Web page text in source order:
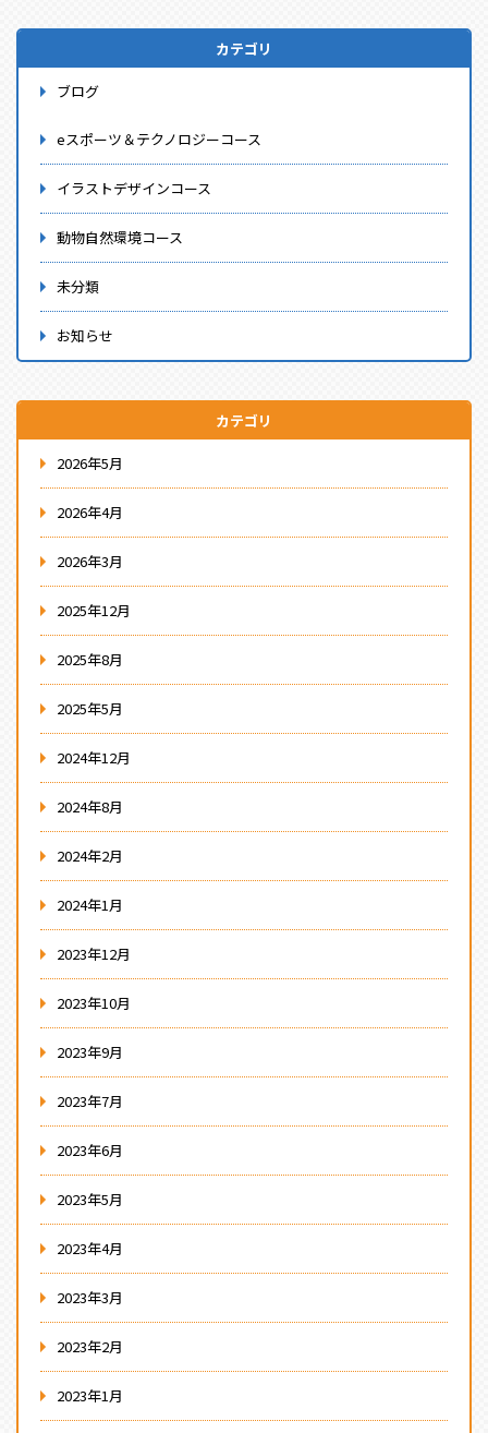
カテゴリ
ブログ
eスポーツ＆テクノロジーコース
イラストデザインコース
動物自然環境コース
未分類
お知らせ
カテゴリ
2026年5月
2026年4月
2026年3月
2025年12月
2025年8月
2025年5月
2024年12月
2024年8月
2024年2月
2024年1月
2023年12月
2023年10月
2023年9月
2023年7月
2023年6月
2023年5月
2023年4月
2023年3月
2023年2月
2023年1月